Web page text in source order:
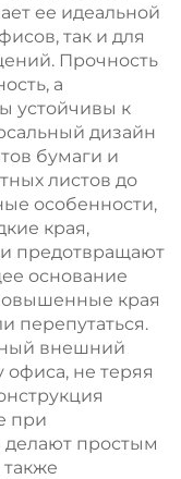
ее идеальной
так и для
Прочность
а
устойчивы к
дизайн
бумаги и
листов до
особенности,
края,
предотвращают
основание
края
перепутаться.
внешний
офиса, не теряя
при
делают простым